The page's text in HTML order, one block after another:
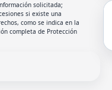
solicitada;
si existe una
como se indica en la
completa de Protección